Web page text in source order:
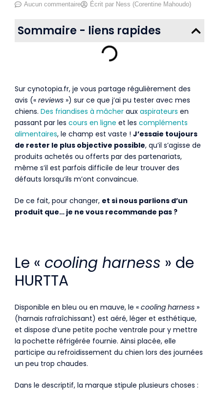
Aucun commentaire
Écrit par Ness (Corentine Mahoudo)
Sommaire - liens rapides
Sur cynotopia.fr, je vous partage régulièrement des
avis (« reviews ») sur ce que j’ai pu tester avec mes
chiens. Des friandises à mâcher aux aspirateurs en
passant par les cours en ligne et les compléments
alimentaires, le champ est vaste ! J’essaie toujours
de rester le plus objective possible, qu’il s’agisse de
produits achetés ou offerts par des partenariats,
même s’il est parfois difficile de leur trouver des
défauts lorsqu’ils m’ont convaincue.
De ce fait, pour changer, et si nous parlions d’un
produit que… je ne vous recommande pas ?
Le « cooling harness » de
HURTTA
Disponible en bleu ou en mauve, le « cooling harness »
(harnais rafraîchissant) est aéré, léger et esthétique,
et dispose d’une petite poche ventrale pour y mettre
la pochette réfrigérée fournie. Ainsi placée, elle
participe au refroidissement du chien lors des journées
un peu trop chaudes.
Dans le descriptif, la marque stipule plusieurs choses :